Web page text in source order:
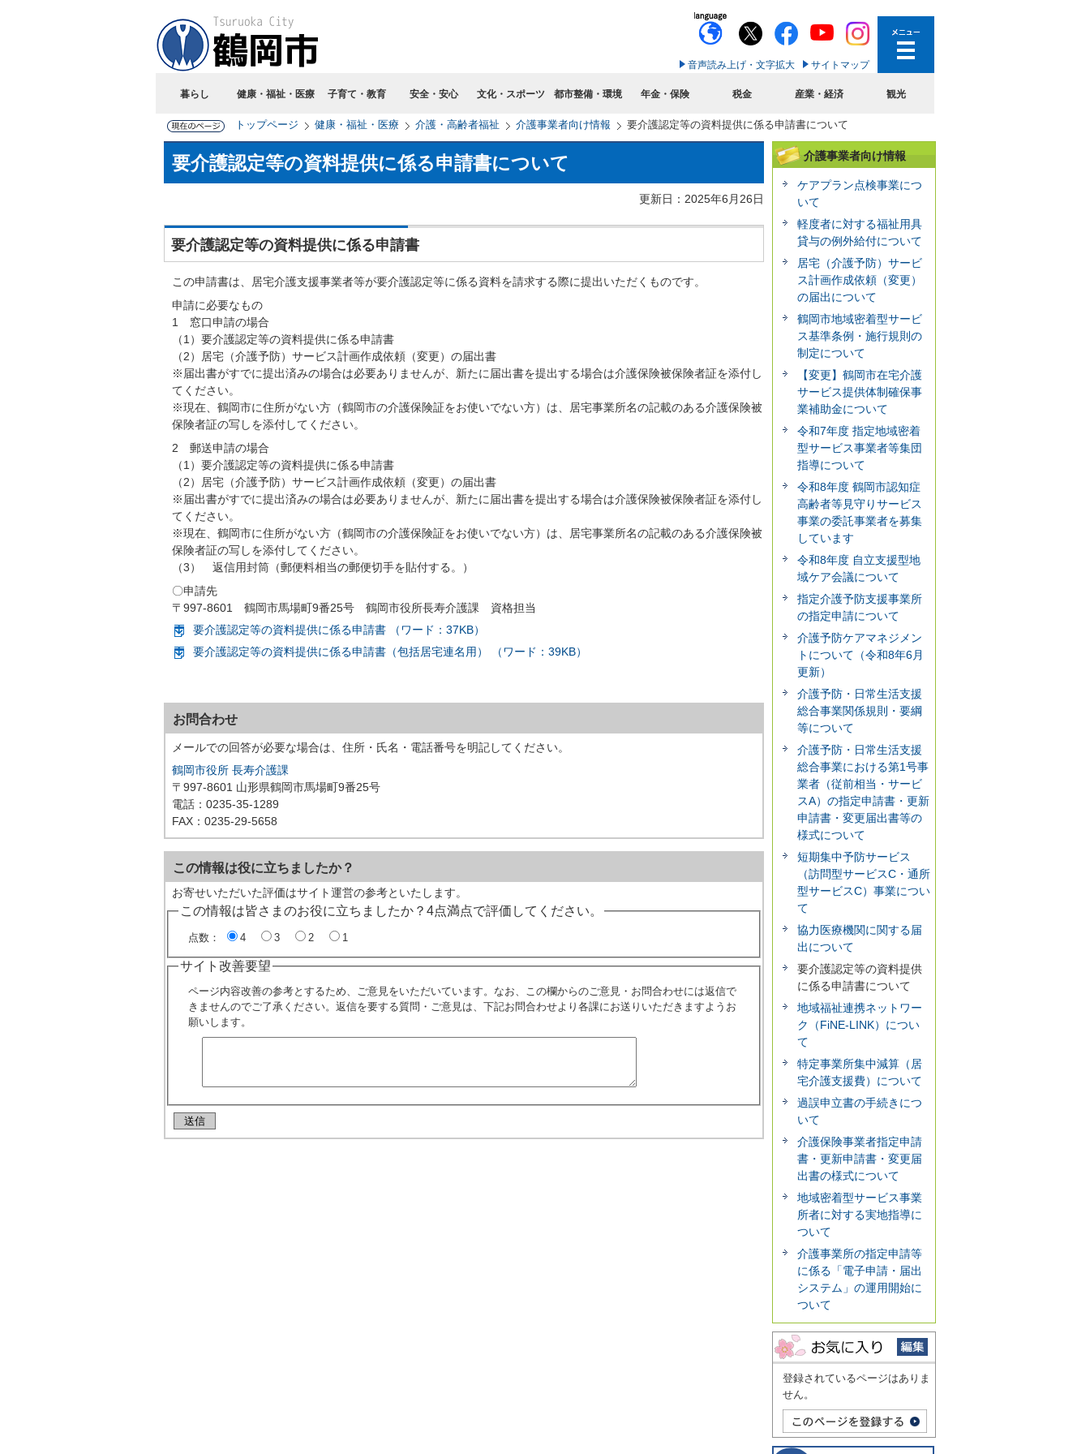
音声読み上げ・文字拡大 サイトマップ
暮らし 健康・福祉・医療 子育て・教育 安全・安心 文化・スポーツ 都市整備・環境 年金・保険 税金 産業・経済 観光
トップページ 健康・福祉・医療 介護・高齢者福祉 介護事業者向け情報 要介護認定等の資料提供に係る申請書について
要介護認定等の資料提供に係る申請書について
更新日：2025年6月26日
要介護認定等の資料提供に係る申請書
この申請書は、居宅介護支援事業者等が要介護認定等に係る資料を請求する際に提出いただくものです。
申請に必要なもの
1 窓口申請の場合
（1）要介護認定等の資料提供に係る申請書
（2）居宅（介護予防）サービス計画作成依頼（変更）の届出書
※届出書がすでに提出済みの場合は必要ありませんが、新たに届出書を提出する場合は介護保険被保険者証を添付し
てください。
※現在、鶴岡市に住所がない方（鶴岡市の介護保険証をお使いでない方）は、居宅事業所名の記載のある介護保険被
保険者証の写しを添付してください。
2 郵送申請の場合
（1）要介護認定等の資料提供に係る申請書
（2）居宅（介護予防）サービス計画作成依頼（変更）の届出書
※届出書がすでに提出済みの場合は必要ありませんが、新たに届出書を提出する場合は介護保険被保険者証を添付し
てください。
※現在、鶴岡市に住所がない方（鶴岡市の介護保険証をお使いでない方）は、居宅事業所名の記載のある介護保険被
保険者証の写しを添付してください。
（3） 返信用封筒（郵便料相当の郵便切手を貼付する。）
〇申請先
〒997-8601 鶴岡市馬場町9番25号 鶴岡市役所長寿介護課 資格担当
要介護認定等の資料提供に係る申請書 （ワード：37KB）
要介護認定等の資料提供に係る申請書（包括居宅連名用） （ワード：39KB）
お問合わせ
メールでの回答が必要な場合は、住所・氏名・電話番号を明記してください。
鶴岡市役所 長寿介護課
〒997-8601 山形県鶴岡市馬場町9番25号
電話：0235-35-1289
FAX：0235-29-5658
この情報は役に立ちましたか？
お寄せいただいた評価はサイト運営の参考といたします。
この情報は皆さまのお役に立ちましたか？4点満点で評価してください。
点数： 4 3 2 1
サイト改善要望
ページ内容改善の参考とするため、ご意見をいただいています。なお、この欄からのご意見・お問合わせには返信で
きませんのでご了承ください。返信を要する質問・ご意見は、下記お問合わせより各課にお送りいただきますようお
願いします。
介護事業者向け情報
ケアプラン点検事業につ
いて
軽度者に対する福祉用具
貸与の例外給付について
居宅（介護予防）サービ
ス計画作成依頼（変更）
の届出について
鶴岡市地域密着型サービ
ス基準条例・施行規則の
制定について
【変更】鶴岡市在宅介護
サービス提供体制確保事
業補助金について
令和7年度 指定地域密着
型サービス事業者等集団
指導について
令和8年度 鶴岡市認知症
高齢者等見守りサービス
事業の委託事業者を募集
しています
令和8年度 自立支援型地
域ケア会議について
指定介護予防支援事業所
の指定申請について
介護予防ケアマネジメン
トについて（令和8年6月
更新）
介護予防・日常生活支援
総合事業関係規則・要綱
等について
介護予防・日常生活支援
総合事業における第1号事
業者（従前相当・サービ
スA）の指定申請書・更新
申請書・変更届出書等の
様式について
短期集中予防サービス
（訪問型サービスC・通所
型サービスC）事業につい
て
協力医療機関に関する届
出について
要介護認定等の資料提供
に係る申請書について
地域福祉連携ネットワー
ク（FiNE-LINK）につい
て
特定事業所集中減算（居
宅介護支援費）について
過誤申立書の手続きにつ
いて
介護保険事業者指定申請
書・更新申請書・変更届
出書の様式について
地域密着型サービス事業
所者に対する実地指導に
ついて
介護事業所の指定申請等
に係る「電子申請・届出
システム」の運用開始に
ついて
登録されているページはありま
せん。